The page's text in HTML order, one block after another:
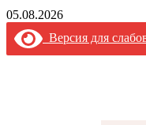
05.08.2026
Версия для